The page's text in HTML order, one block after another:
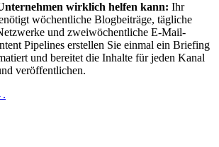
wirklich helfen kann: Ihr
wöchentliche Blogbeiträge, tägliche
und zweiwöchentliche E-Mail-
Pipelines erstellen Sie einmal ein Briefing
und bereitet die Inhalte für jeden Kanal
veröffentlichen.